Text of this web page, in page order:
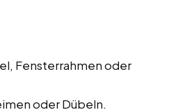
Fensterrahmen oder
oder Dübeln.